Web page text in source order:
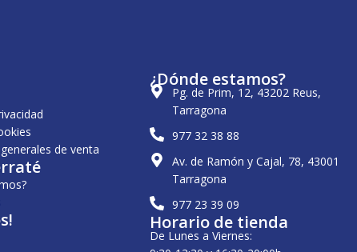
de venta
¿Dónde estamos?
Pg. de Prim, 12, 43202 Reus,
Tarragona
977 32 38 88
Av. de Ramón y Cajal, 78, 43001
Tarragona
977 23 39 09
Horario de tienda
De Lunes a Viernes: